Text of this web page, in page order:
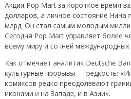
Акции Pop Mart за короткое время
долларов, а личное состояние Нина
млрд. Он стал самым молодым
Сегодня Pop Mart управляет более
всему миру и сотней международных
Как отмечает аналитик Deutsche
культурные прорывы — редкость:
комиксов редко преодолевают
иконами и на Западе, и в Азии».